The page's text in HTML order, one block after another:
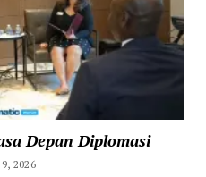
Depan Diplomasi
9, 2026